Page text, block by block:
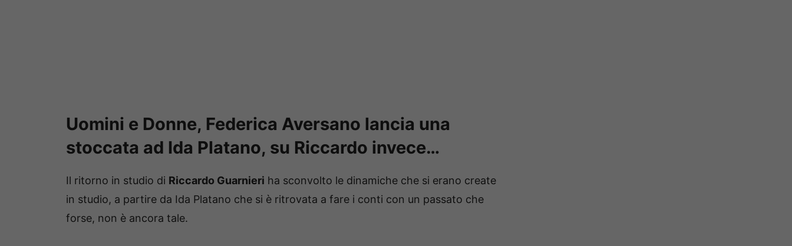
Uomini e Donne, Federica Aversano lancia una
stoccata ad Ida Platano, su Riccardo invece…
Il ritorno in studio di Riccardo Guarnieri ha sconvolto le dinamiche che si erano create
in studio, a partire da Ida Platano che si è ritrovata a fare i conti con un passato che
forse, non è ancora tale.